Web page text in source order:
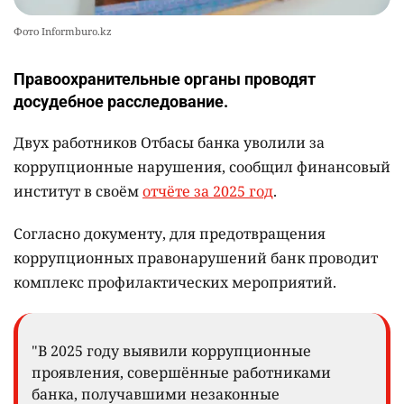
Фото Informburo.kz
Правоохранительные органы проводят
досудебное расследование.
Двух работников Отбасы банка уволили за
коррупционные нарушения, сообщил финансовый
институт в своёмотчёте за 2025 год.
Согласно документу, для предотвращения
коррупционных правонарушений банк проводит
комплекс профилактических мероприятий.
"В 2025 году выявили коррупционные
проявления, совершённые работниками
банка, получавшими незаконные